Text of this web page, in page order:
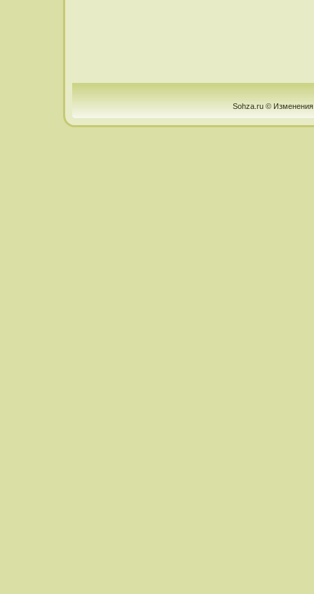
Sohza.ru © Изменения